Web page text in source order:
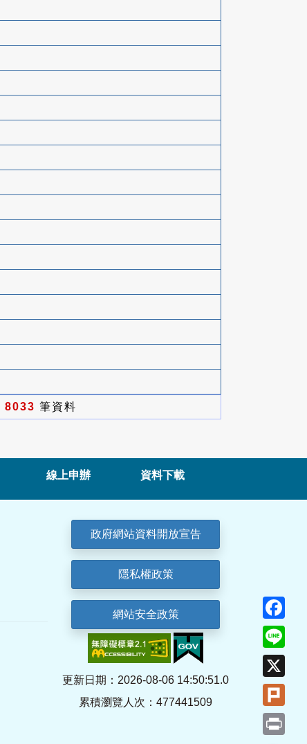
8033 筆資料
線上申辦 資料下載
政府網站資料開放宣告
隱私權政策
網站安全政策
更新日期：2026-08-06 14:50:51.0
累積瀏覽人次：477441509